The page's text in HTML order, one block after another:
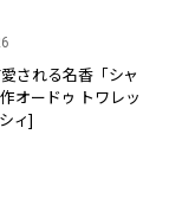
される名香「シャ
オードゥ トワレッ
ィ]